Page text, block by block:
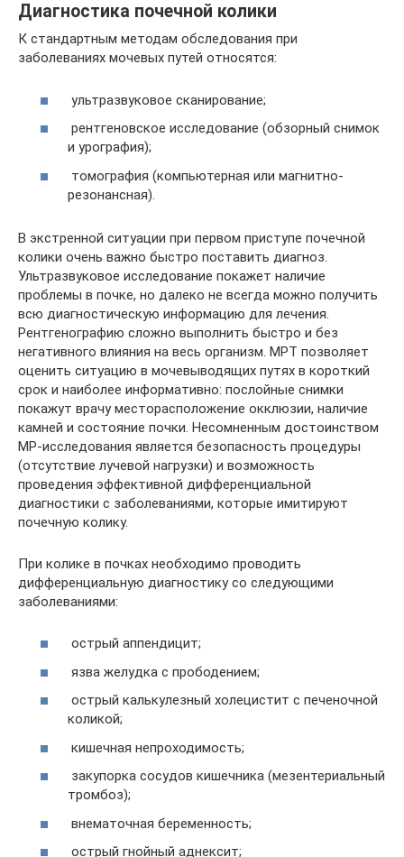
Диагностика почечной колики
К стандартным методам обследования при
заболеваниях мочевых путей относятся:
ультразвуковое сканирование;
рентгеновское исследование (обзорный снимок
и урография);
томография (компьютерная или магнитно-
резонансная).
В экстренной ситуации при первом приступе почечной
колики очень важно быстро поставить диагноз.
Ультразвуковое исследование покажет наличие
проблемы в почке, но далеко не всегда можно получить
всю диагностическую информацию для лечения.
Рентгенографию сложно выполнить быстро и без
негативного влияния на весь организм. МРТ позволяет
оценить ситуацию в мочевыводящих путях в короткий
срок и наиболее информативно: послойные снимки
покажут врачу месторасположение окклюзии, наличие
камней и состояние почки. Несомненным достоинством
МР-исследования является безопасность процедуры
(отсутствие лучевой нагрузки) и возможность
проведения эффективной дифференциальной
диагностики с заболеваниями, которые имитируют
почечную колику.
При колике в почках необходимо проводить
дифференциальную диагностику со следующими
заболеваниями:
острый аппендицит;
язва желудка с прободением;
острый калькулезный холецистит с печеночной
коликой;
кишечная непроходимость;
закупорка сосудов кишечника (мезентериальный
тромбоз);
внематочная беременность;
острый гнойный аднексит;